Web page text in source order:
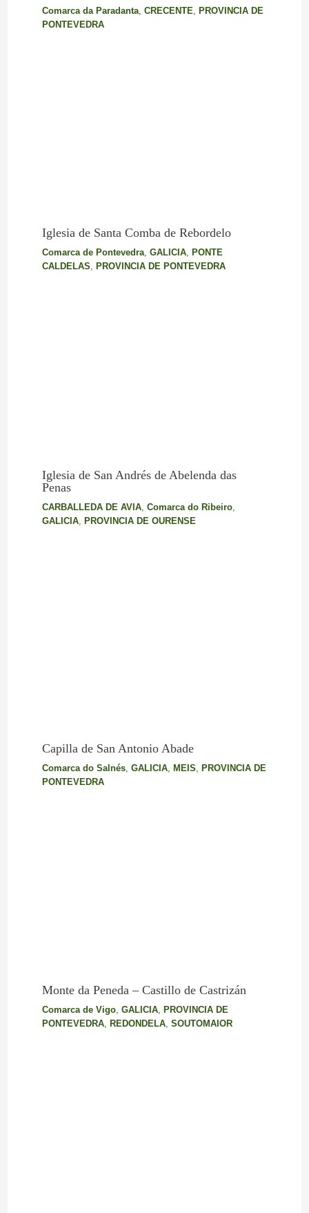
Comarca da Paradanta, CRECENTE
PROVINCIA DE
PONTEVEDRA
Iglesia de Santa Comba de Rebordelo
Comarca de Pontevedra, GALICIA, PONTE
CALDELAS, PROVINCIA DE PONTEVEDRA
Iglesia de San Andrés de Abelenda das
Penas
CARBALLEDA DE AVIA, Comarca do Ribeiro,
GALICIA, PROVINCIA DE OURENSE
Capilla de San Antonio Abade
Comarca do Salnés, GALICIA, MEIS PROVINCIA DE
PONTEVEDRA
Monte da Peneda – Castillo de Castrizán
Comarca de Vigo, GALICIA, PROVINCIA DE
PONTEVEDRA, REDONDELA, SOUTOMAIOR